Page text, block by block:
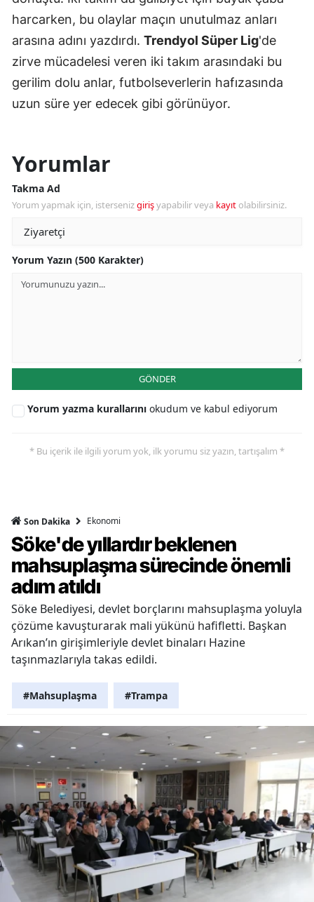
harcarken, bu olaylar maçın unutulmaz anları
arasına adını yazdırdı. Trendyol Süper Lig'de
zirve mücadelesi veren iki takım arasındaki bu
gerilim dolu anlar, futbolseverlerin hafızasında
uzun süre yer edecek gibi görünüyor.
Yorumlar
Takma Ad
Yorum yapmak için, istersenizgirişyapabilir veya kayıt olabilirsiniz.
Yorum Yazın (500 Karakter)
GÖNDER
Yorum yazma kurallarını okudum ve kabul ediyorum
* Bu içerik ile ilgili yorum yok, ilk yorumu siz yazın, tartışalım *
Son Dakika Ekonomi
Söke'de yıllardır beklenen
mahsuplaşma sürecinde önemli
adım atıldı
Söke Belediyesi, devlet borçlarını mahsuplaşma yoluyla
çözüme kavuşturarak mali yükünü hafifletti. Başkan
Arıkan’ın girişimleriyle devlet binaları Hazine
taşınmazlarıyla takas edildi.
#Mahsuplaşma #Trampa